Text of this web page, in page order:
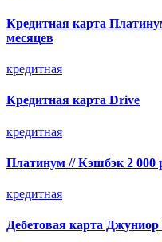
Кредитная карта
месяцев
кредитная
Кредитная карта Drive
кредитная
Платинум // Кэшбэк 2 000
кредитная
Дебетовая карта